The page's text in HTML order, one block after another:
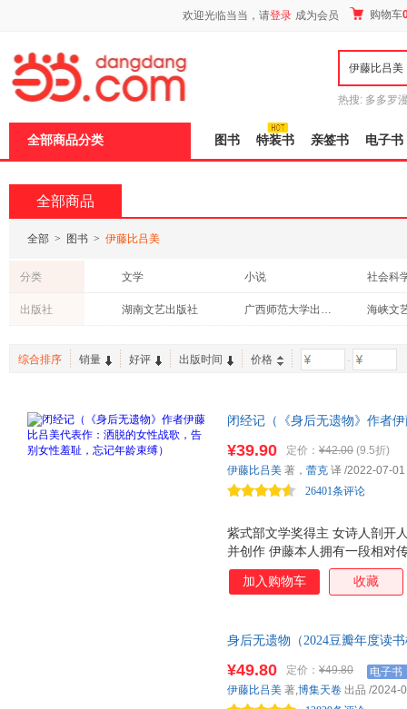
欢迎光临当当，请登录 成为会员 购物车
热搜: 多多罗
全部商品分类 图书 特装书 亲签书 电子书
全部商品
全部 > 图书 > 伊藤比吕美
分类 文学 小说
社会科
青春文学
中小学用书
育儿/早
法律
管理
哲学/宗
出版社 湖南文艺出版社 广西师范大学出版社 海峡文
综合排序 销量 好评 出版时间 价格 -
闭经记（《身后无遗物》作者
的女性书写 人生后半场的痛与
紫式部文学奖得主 女诗人剖开
并创作 伊藤本人拥有一段相对
郁症，离过婚，四十多岁去美
儿都在美国，大女儿未婚先孕
去，赌一把，做过，错过，再
啊！ 伊藤在这本书里写的并不
生动的笔触枝蔓到生活的角角
¥39.90 定价： ¥42.00 (9.5折)
26401条评论
伊藤比吕美 著， 蕾克 译 /2022-07-01
加入购物车 收藏
身后无遗物（2024豆瓣年度读
藤比吕美，一个人对抗孤独与
舍不得。若身后不留一物地死
¥49.80 定价： ¥49.80 电子书
伊藤比吕美 著,博集天卷 出品 /2024-
页
加